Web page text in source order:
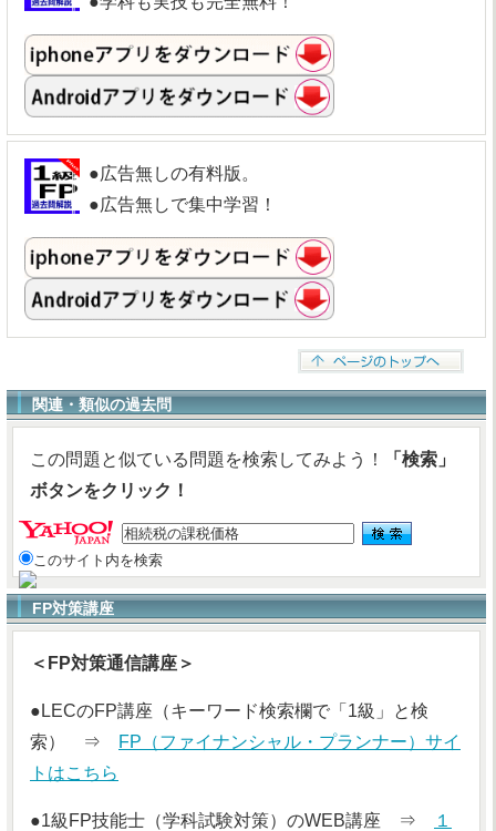
●広告無しの有料版。
●広告無しで集中学習！
関連・類似の過去問
この問題と似ている問題を検索してみよう！
「検索」
ボタンをクリック！
このサイト内を検索
FP対策講座
＜FP対策通信講座＞
●LECのFP講座（キーワード検索欄で「1級」と検
索） ⇒
FP（ファイナンシャル・プランナー）サイ
トはこちら
●1級FP技能士（学科試験対策）のWEB講座 ⇒
１